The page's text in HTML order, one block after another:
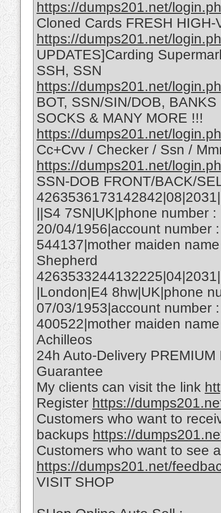
https://dumps201.net/
Cloned Cards FRESH
https://dumps201.net/
UPDATES]Carding
SSH, SSN
https://dumps201.net/
BOT, SSN/SIN/DOB,
SOCKS & MANY MORE !!!
https://dumps201.net/
Cc+Cvv / Checker / Ssn /
https://dumps201.net/
SSN-DOB FRONT/BACK/
||S4 7SN|UK|phone number
20/04/1956|account number
544137|mother maiden
Shepherd
|London|E4 8hw|UK|phone
07/03/1953|account number
400522|mother maiden
Achilleos
24h Auto-Delivery
Guarantee
My clients can visit the link
Register https://
Customers who want to
backups https://
Customers who want to see
https://dumps201.net/
VISIT SHOP